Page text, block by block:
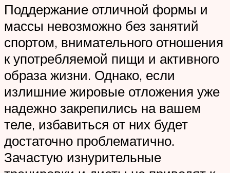
Поддержание отличной формы и
массы невозможно без занятий
спортом, внимательного отношения
к употребляемой пищи и активного
образа жизни. Однако, если
излишние жировые отложения уже
надежно закрепились на вашем
теле, избавиться от них будет
достаточно проблематично.
Зачастую изнурительные